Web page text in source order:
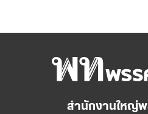
สำนักงานใหญ่พ